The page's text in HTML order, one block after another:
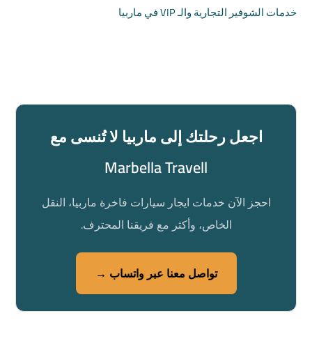
خدمات الشوفير التجارية والـ VIP في ماربيا
اجعل رحلتك إلى ماربيا لا تُنسى مع
Marbella Travell
احجز الآن خدمات ايجار سيارات فاخرة ماربيا، النقل
الخاص، وأكثر مع فريقنا المحترف.
تواصل معنا عبر واتساب →